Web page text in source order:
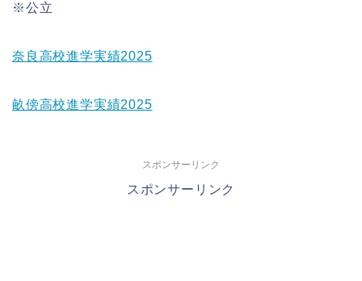
※公立
奈良高校進学実績2025
畝傍高校進学実績2025
スポンサーリンク
スポンサーリンク